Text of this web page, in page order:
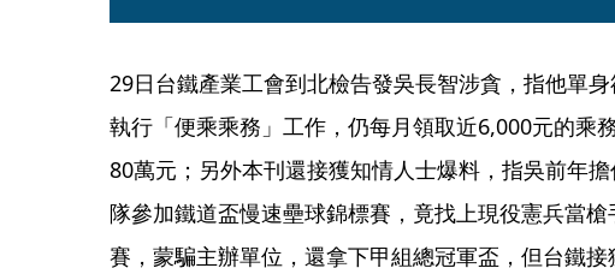
29日台鐵產業工會到北檢告發吳長智涉貪，指他單
執行「便乘乘務」工作，仍每月領取近6,000元的乘
80萬元；另外本刊還接獲知情人士爆料，指吳前年
隊參加鐵道盃慢速壘球錦標賽，竟找上現役憲兵當
賽，蒙騙主辦單位，還拿下甲組總冠軍盃，但台鐵